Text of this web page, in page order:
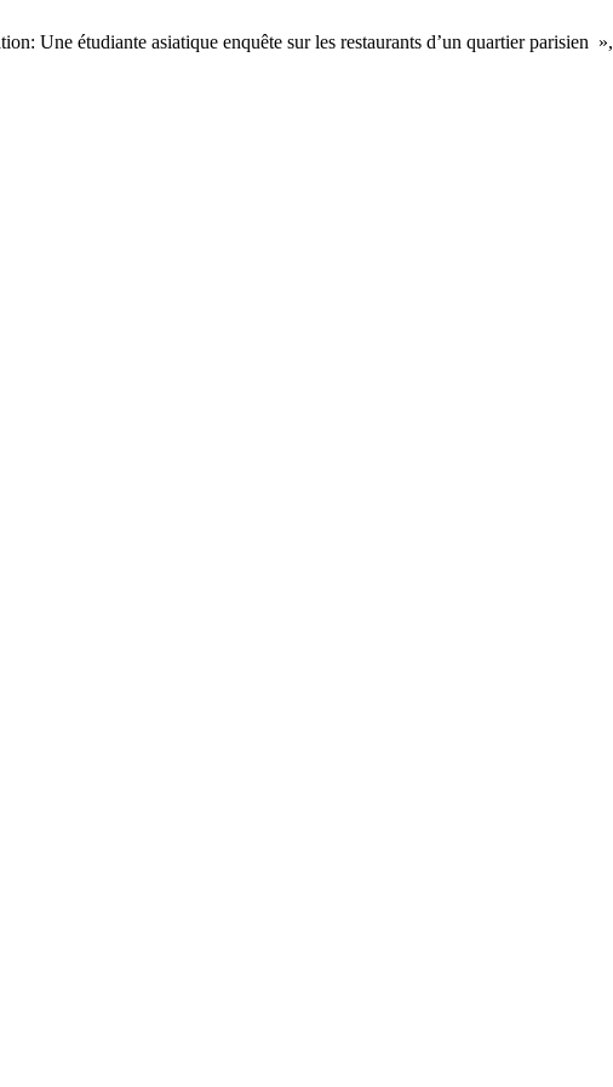
Une étudiante asiatique enquête sur les restaurants d’un quartier parisien »,